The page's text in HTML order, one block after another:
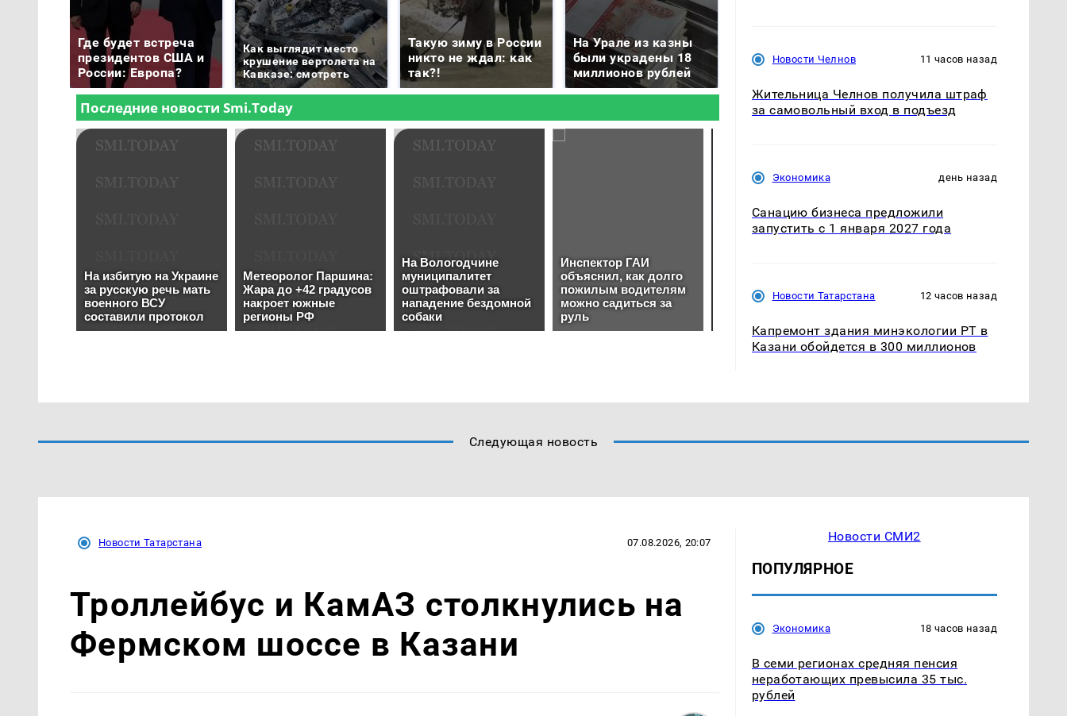
Где будет встреча
президентов США и
России: Европа?
Как выглядит место
крушение вертолета на
Кавказе: смотреть
Такую зиму в России
никто не ждал: как
так?!
На Урале из казны
были украдены 18
миллионов рублей
готовую еду из
жестокое убийство
Новости Челнов 11 часов назад
Жительница Челнов получила штраф
за самовольный вход в подъезд
Экономика день назад
Санацию бизнеса предложили
запустить с 1 января 2027 года
Новости Татарстана 12 часов назад
Капремонт здания минэкологии РТ в
Казани обойдется в 300 миллионов
Следующая новость
Новости Татарстана 07.08.2026, 20:07
Троллейбус и КамАЗ столкнулись на
Фермском шоссе в Казани
Новости СМИ2
ПОПУЛЯРНОЕ
Экономика 18 часов назад
В семи регионах средняя пенсия
неработающих превысила 35 тыс.
рублей